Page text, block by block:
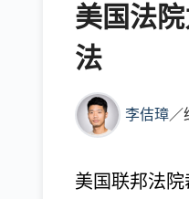
美国法
法
李佶璋／
美国联邦法